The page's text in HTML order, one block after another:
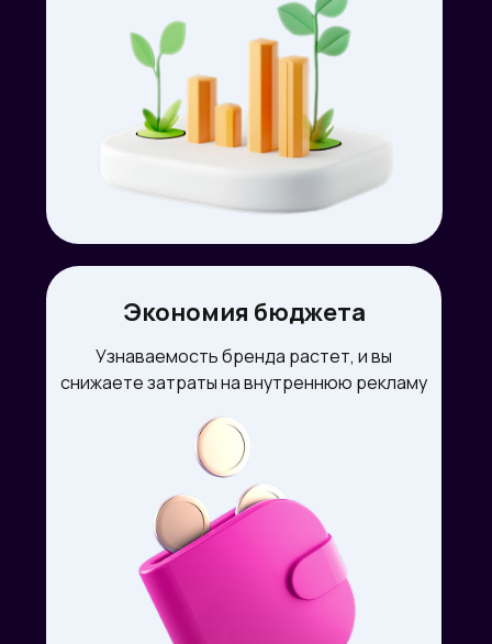
Экономия бюджета
Узнаваемость бренда растет, и вы
снижаете затраты на внутреннюю рекламу